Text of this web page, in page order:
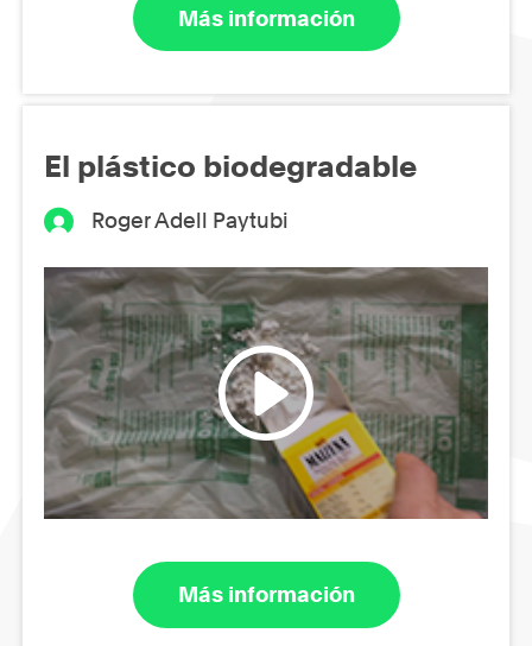
Más información
El plástico biodegradable
Roger Adell Paytubi
Más información